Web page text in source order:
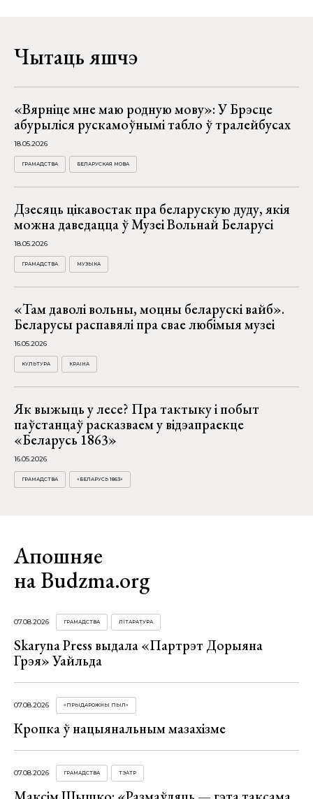
Чытаць яшчэ
«Вярніце мне маю родную мову»: У Брэсце
абурыліся рускамоўнымі табло ў тралейбусах
18.05.2026
ГРАМАДСТВА БЕЛАРУСКАЯ МОВА
Дзесяць цікавостак пра беларускую дуду, якія
можна даведацца ў Музеі Вольнай Беларусі
18.05.2026
ГРАМАДСТВА МУЗЫКА
«Там даволі вольны, моцны беларускі вайб».
Беларусы распавялі пра свае любімыя музеі
16.05.2026
КУЛЬТУРА КРАІНА
Як выжыць у лесе? Пра тактыку і побыт
паўстанцаў расказваем у відэапраекце
«Беларусь 1863»
16.05.2026
ГРАМАДСТВА «БЕЛАРУСЬ 1863»
Апошняе
на Budzma.org
07.08.2026 ГРАМАДСТВА ЛІТАРАТУРА
Skaryna Press выдала «Партрэт Дорыяна
Грэя» Уайльда
07.08.2026 «ПРЫДАРОЖНЫ ПЫЛ»
Кропка ў нацыянальным мазахізме
07.08.2026 ГРАМАДСТВА ТЭАТР